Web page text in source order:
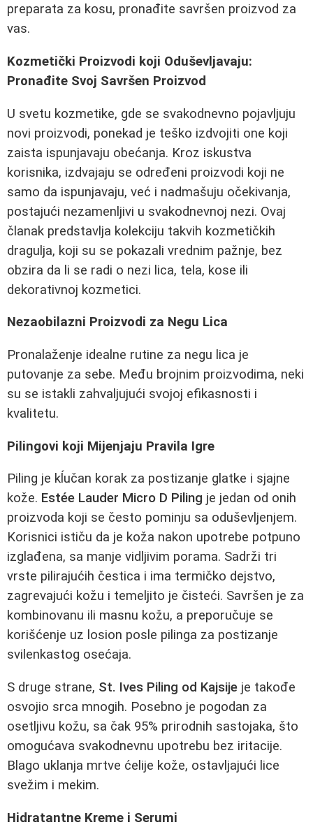
preparata za kosu, pronađite savršen proizvod za
vas.
Kozmetički Proizvodi koji Oduševljavaju:
Pronađite Svoj Savršen Proizvod
U svetu kozmetike, gde se svakodnevno pojavljuju
novi proizvodi, ponekad je teško izdvojiti one koji
zaista ispunjavaju obećanja. Kroz iskustva
korisnika, izdvajaju se određeni proizvodi koji ne
samo da ispunjavaju, već i nadmašuju očekivanja,
postajući nezamenljivi u svakodnevnoj nezi. Ovaj
članak predstavlja kolekciju takvih kozmetičkih
dragulja, koji su se pokazali vrednim pažnje, bez
obzira da li se radi o nezi lica, tela, kose ili
dekorativnoj kozmetici.
Nezaobilazni Proizvodi za Negu Lica
Pronalaženje idealne rutine za negu lica je
putovanje za sebe. Među brojnim proizvodima, neki
su se istakli zahvaljujući svojoj efikasnosti i
kvalitetu.
Pilingovi koji Mijenjaju Pravila Igre
Piling je kĺučan korak za postizanje glatke i sjaјne
kože. Estée Lauder Micro D Piling je jedan od onih
proizvoda koji se često pominju sa oduševljenjem.
Korisnici ističu da je koža nakon upotrebe potpuno
izglađena, sa manje vidljivim porama. Sadrži tri
vrste pilirajućih čestica i ima termičko dejstvo,
zagrevajući kožu i temeljito je čisteći. Savršen je za
kombinovanu ili masnu kožu, a preporučuje se
korišćenje uz losion posle pilinga za postizanje
svilenkastog osećaja.
S druge strane, St. Ives Piling od Kajsije je takođe
osvojio srca mnogih. Posebno je pogodan za
osetljivu kožu, sa čak 95% prirodnih sastojaka, što
omogućava svakodnevnu upotrebu bez iritacije.
Blago uklanja mrtve ćelije kože, ostavljajući lice
svežim i mekim.
Hidratantne Kreme i Serumi